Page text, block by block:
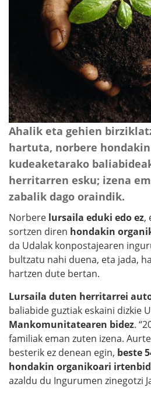
Ahalik eta gehien
hartuta, norbere
kudeaketarako
herritarren esku; izena
zabalik dago oraindik.
Norbere lursaila eduki edo ez,
sortzen diren hondakin
da Udalak konpostajearen
bultzatu nahi duena, eta jada,
hartzen dute bertan.
Lursaila duten herritarrei
baliabide guztiak eskaini dizkie
Mankomunitatearen bidez.
familiak eman zuten izena.
besterik ez denean egin, beste
hondakin organikoari
azaldu du Ingurumen zinegotzi